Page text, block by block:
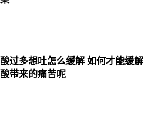
过多想吐怎么缓解 如何才能缓解
带来的痛苦呢